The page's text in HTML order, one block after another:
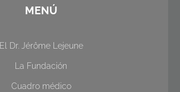
MENÚ
El Dr. Jérôme Lejeune
La Fundación
Cuadro médico